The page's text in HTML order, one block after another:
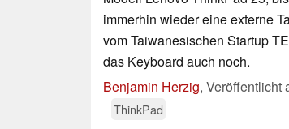
immerhin wieder eine externe
vom Taiwanesischen Startup
das Keyboard auch noch.
Benjamin Herzig, Veröffentlicht
ThinkPad